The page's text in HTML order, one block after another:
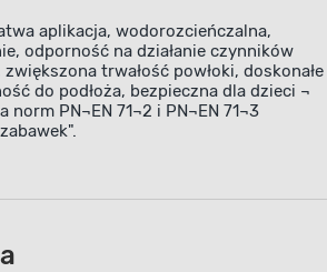
aplikacja, wodorozcieńczalna,
odporność na działanie czynników
trwałość powłoki, doskonałe
do podłoża, bezpieczna dla dzieci ¬
norm PN¬EN 71¬2 i PN¬EN 71¬3